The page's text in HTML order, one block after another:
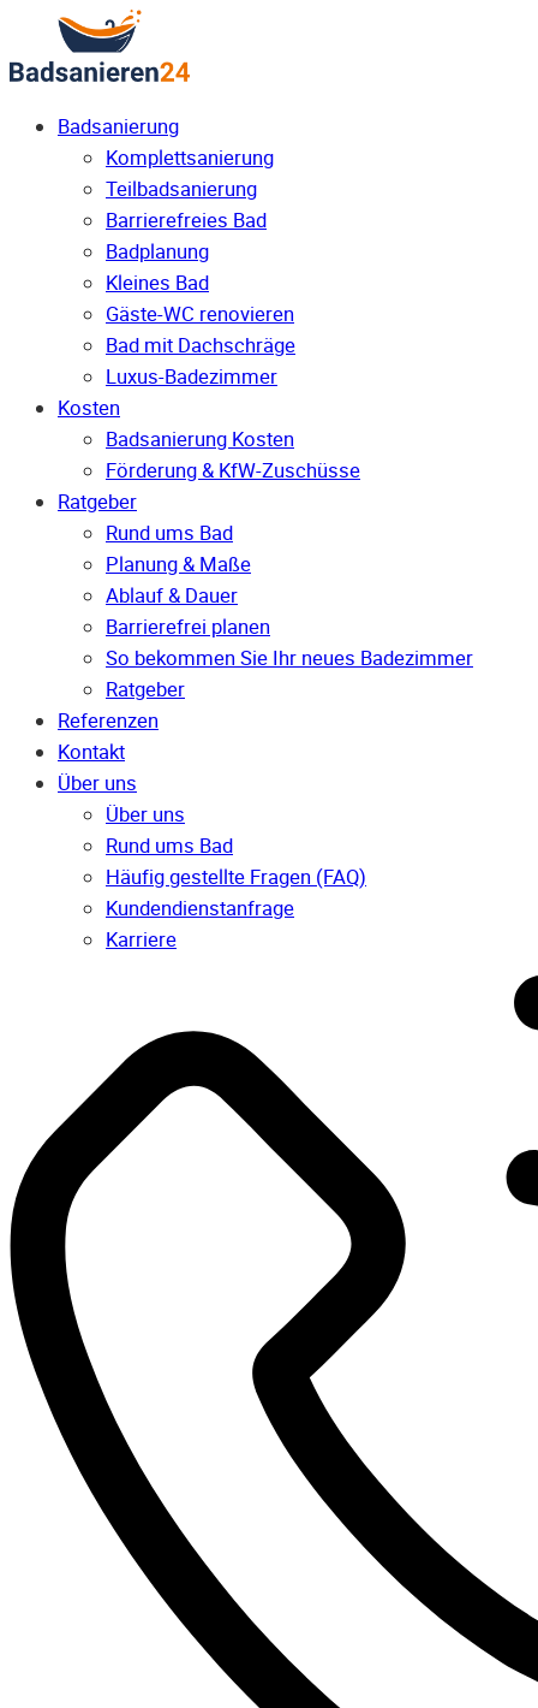
Badsanierung
Komplettsanierung
Teilbadsanierung
Barrierefreies Bad
Badplanung
Kleines Bad
Gäste-WC renovieren
Bad mit Dachschräge
Luxus-Badezimmer
Kosten
Badsanierung Kosten
Förderung & KfW-Zuschüsse
Ratgeber
Rund ums Bad
Planung & Maße
Ablauf & Dauer
Barrierefrei planen
So bekommen Sie Ihr neues Badezimmer
Ratgeber
Referenzen
Kontakt
Über uns
Über uns
Rund ums Bad
Häufig gestellte Fragen (FAQ)
Kunden­dienst­anfrage
Karriere